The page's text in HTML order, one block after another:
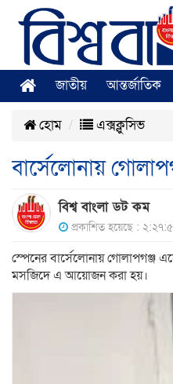
জাতীয় আন্তর্জাতিক
হোম এক্সক্লুসিভ
বার্সেলোনায়
বিশ্ব বাংলা ডট কম
প্রকাশিত হয়েছে :
স্পেনের বার্সেলোনায় গোলাপগঞ্জ
মসজিদে এ আয়োজন করা হয়।